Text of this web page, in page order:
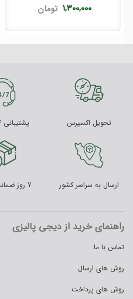
۱,۳۰۰,۰۰۰ تومان
تحویل اکسپرس پشتیبانی 24 ساعته
ارسال به سراسر کشور 7 روز ضمانت برگشت
راهنمای خرید از دیجی پالیزی
تماس با ما
روش های ارسال
روش های پرداخت